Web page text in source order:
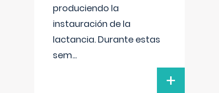
produciendo la
instauración de la
lactancia. Durante estas
sem...
+